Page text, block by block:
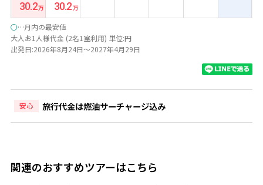
30.2 30.2
○…月内の最安値
大人お1人様代金 (2名1室利用) 単位:円
出発日:2026年8月24日～2027年4月29日
安心 旅行代金は燃油サーチャージ込み
関連のおすすめツアーはこちら